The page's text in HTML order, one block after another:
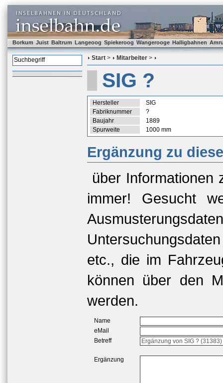
Borkum Juist Baltrum Langeoog Spiekeroog Wangerooge Halligbahnen
Start > Mitarbeiter >
SIG ?
Hersteller
SIG
Fabriknummer
?
Baujahr
1889
Spurweite
1000 mm
Ergänzung zu
über Informationen
immer! Gesucht
etc., die im
können über den
werden.
Name
eMail
Betreff
Ergänzung